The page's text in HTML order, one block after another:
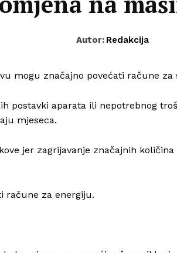
Autor: Redakcija
mogu značajno povećati račune
postavki aparata ili nepotrebnog
mjeseca.
jer zagrijavanje značajnih
račune za energiju.